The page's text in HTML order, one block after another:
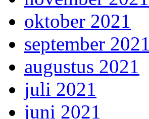
oktober 2021
september 2021
augustus 2021
juli 2021
juni 2021